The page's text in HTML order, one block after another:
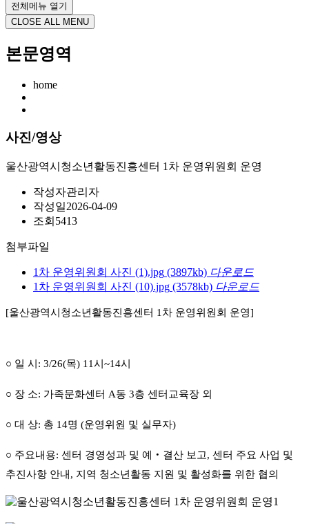
전체메뉴 열기
CLOSE ALL MENU
본문영역
home
사진/영상
울산광역시청소년활동진흥센터 1차 운영위원회 운영
작성자관리자
작성일2026-04-09
조회 5413
첨부파일
1차 운영위원회 사진 (1).jpg (3897kb) 다운로드
1차 운영위원회 사진 (10).jpg (3578kb) 다운로드
[울산광역시청소년활동진흥센터 1 차 운영위원회 운영]
○ 일 시 : 3/26(목) 11시 ~14시
○ 장 소: 가족문화센터 A동 3층 센터교육장 외
○ 대 상: 총 14명 (운영위원 및 실무자)
○ 주요내용: 센터 경영성과 및 예 ‧ 결산 보고, 센터 주요 사업 및
추진사항 안내 , 지역 청소년활동 지원 및 활성화를 위한 협의